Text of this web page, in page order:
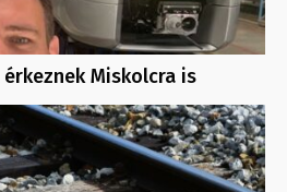
Miskolcra is